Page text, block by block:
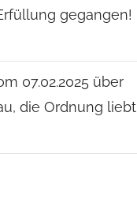
gegangen!
07.02.2025 über
die Ordnung liebt